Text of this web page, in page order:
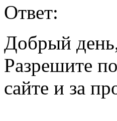
Ответ:
Добрый
Разрешите
сайте и за